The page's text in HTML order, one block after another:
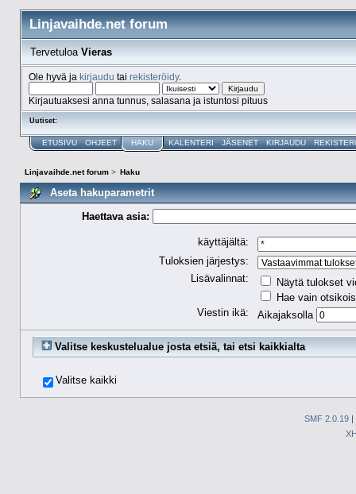
Linjavaihde.net forum
TervetuloaVieras
Ole hyvä ja kirjaudu tai rekisteröidy.
Kirjautuaksesi anna tunnus, salasana ja istuntosi pituus
Uutiset:
ETUSIVU OHJEET HAKU KALENTERI JÄSENET KIRJAUDU
Linjavaihde.net forum> Haku
Aseta hakuparametrit
Haettava asia:
käyttäjältä:
Tuloksien järjestys:
Lisävalinnat:
Näytä tulokset
Hae vain
Viestin ikä:
Aikajaksolla
Valitse keskustelualue josta etsiä, tai etsi kaikkialta
Valitse kaikki
SMF 2.0.19